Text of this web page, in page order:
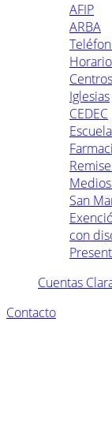
AFIP
ARBA
Iglesias
CEDEC
San
con
Cuentas
Contacto